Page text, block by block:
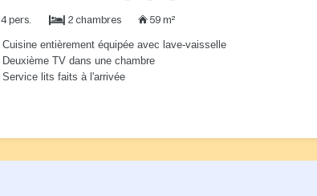
4 pers. 2 chambres 59 m²
Cuisine entièrement équipée avec lave-vaisselle
Deuxième TV dans une chambre
Service lits faits à l'arrivée